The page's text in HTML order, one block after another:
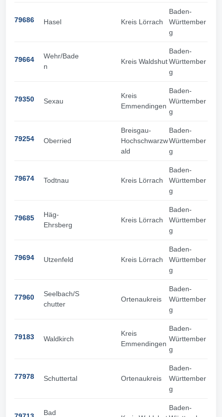
79686 Hasel Kreis Lörrach
Baden-
Württember
g
79664
Wehr/Bade
n
Kreis Waldshut
Baden-
Württember
g
79350 Sexau
Kreis
Emmendingen
Baden-
Württember
g
79254 Oberried
Breisgau-
Hochschwarzw
ald
Baden-
Württember
g
79674 Todtnau Kreis Lörrach
Baden-
Württember
g
79685
Häg-
Ehrsberg
Kreis Lörrach
Baden-
Württember
g
79694 Utzenfeld Kreis Lörrach
Baden-
Württember
g
77960
Seelbach/S
chutter
Ortenaukreis
Baden-
Württember
g
79183 Waldkirch
Kreis
Emmendingen
Baden-
Württember
g
77978 Schuttertal Ortenaukreis
Baden-
Württember
g
Bad
Baden-